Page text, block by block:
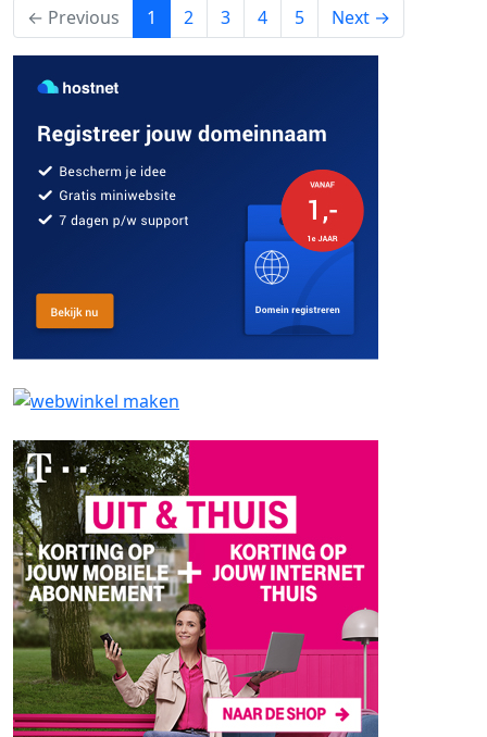
← Previous 1 (current)
2 3 4 5 Next →